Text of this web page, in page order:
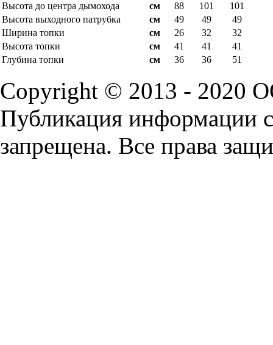
Высота до центра дымохода
см 88 101
101
Высота выходного патрубка
см 49 49
49
Ширина топки
см 26 32
32
Высота топки
см 41 41
41
Глубина топки
см 36 36 51
Copyright © 2013 - 2020
Публикация информации
запрещена. Все права